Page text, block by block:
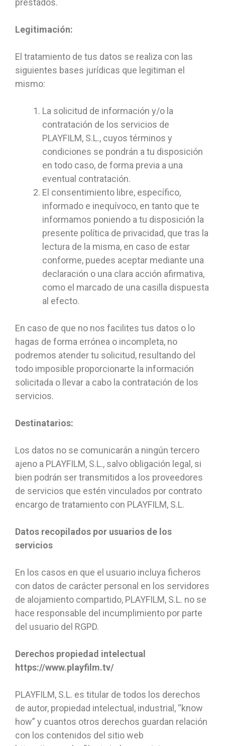
prestados.
Legitimación:
El tratamiento de tus datos se realiza con las
siguientes bases jurídicas que legitiman el
mismo:
La solicitud de información y/o la
contratación de los servicios de
PLAYFILM, S.L., cuyos términos y
condiciones se pondrán a tu disposición
en todo caso, de forma previa a una
eventual contratación.
El consentimiento libre, específico,
informado e inequívoco, en tanto que te
informamos poniendo a tu disposición la
presente política de privacidad, que tras la
lectura de la misma, en caso de estar
conforme, puedes aceptar mediante una
declaración o una clara acción afirmativa,
como el marcado de una casilla dispuesta
al efecto.
En caso de que no nos facilites tus datos o lo
hagas de forma errónea o incompleta, no
podremos atender tu solicitud, resultando del
todo imposible proporcionarte la información
solicitada o llevar a cabo la contratación de los
servicios.
Destinatarios:
Los datos no se comunicarán a ningún tercero
ajeno a PLAYFILM, S.L., salvo obligación legal, si
bien podrán ser transmitidos a los proveedores
de servicios que estén vinculados por contrato
encargo de tratamiento con PLAYFILM, S.L.
Datos recopilados por usuarios de los
servicios
En los casos en que el usuario incluya ficheros
con datos de carácter personal en los servidores
de alojamiento compartido, PLAYFILM, S.L. no se
hace responsable del incumplimiento por parte
del usuario del RGPD.
Derechos propiedad intelectual
https://www.playfilm.tv/
PLAYFILM, S.L. es titular de todos los derechos
de autor, propiedad intelectual, industrial, “know
how” y cuantos otros derechos guardan relación
con los contenidos del sitio web